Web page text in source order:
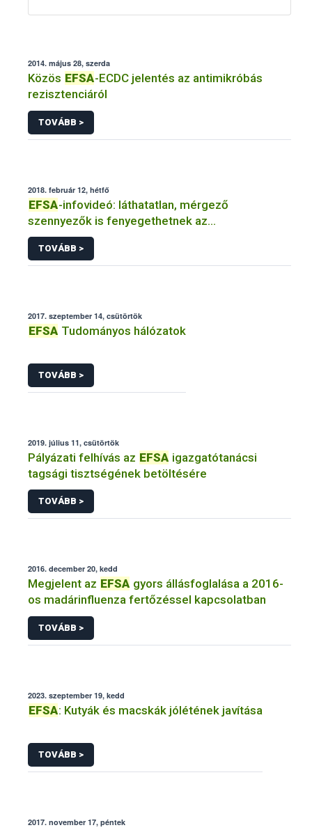
2014. május 28, szerda
Közös EFSA-ECDC jelentés az antimikróbás
rezisztenciáról
TOVÁBB >
2018. február 12, hétfő
EFSA-infovideó: láthatatlan, mérgező
szennyezők is fenyegethetnek az
éghajlatváltozással
TOVÁBB >
2017. szeptember 14, csütörtök
EFSA Tudományos hálózatok
TOVÁBB >
2019. július 11, csütörtök
Pályázati felhívás az EFSA igazgatótanácsi
tagsági tisztségének betöltésére
TOVÁBB >
2016. december 20, kedd
Megjelent az EFSA gyors állásfoglalása a 2016-
os madárinfluenza fertőzéssel kapcsolatban
TOVÁBB >
2023. szeptember 19, kedd
EFSA: Kutyák és macskák jólétének javítása
TOVÁBB >
2017. november 17, péntek